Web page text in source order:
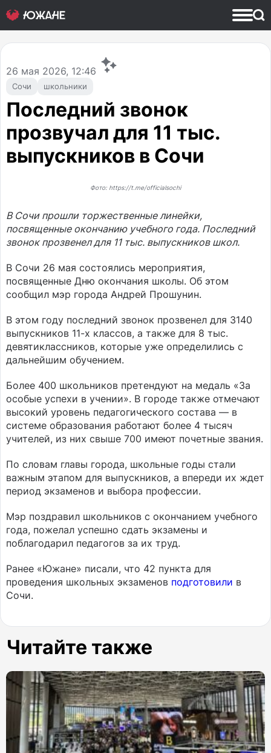
Сочи школьники
26 мая 2026, 12:46
Последний звонок
прозвучал для 11 тыс.
выпускников в Сочи
Фото: https://t.me/officialsochi
В Сочи прошли торжественные линейки,
посвященные окончанию учебного года. Последний
звонок прозвенел для 11 тыс. выпускников школ.
В Сочи 26 мая состоялись мероприятия,
посвященные Дню окончания школы. Об этом
сообщил мэр города Андрей Прошунин.
В этом году последний звонок прозвенел для 3140
выпускников 11-х классов, а также для 8 тыс.
девятиклассников, которые уже определились с
дальнейшим обучением.
Более 400 школьников претендуют на медаль «За
особые успехи в учении». В городе также отмечают
высокий уровень педагогического состава — в
системе образования работают более 4 тысяч
учителей, из них свыше 700 имеют почетные звания.
По словам главы города, школьные годы стали
важным этапом для выпускников, а впереди их ждет
период экзаменов и выбора профессии.
Мэр поздравил школьников с окончанием учебного
года, пожелал успешно сдать экзамены и
поблагодарил педагогов за их труд.
Ранее «Южане» писали, что 42 пункта для
проведения школьных экзаменов подготовили в
Сочи.
Читайте также